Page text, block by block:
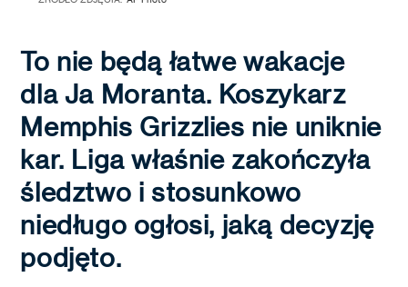
To nie będą łatwe wakacje
dla Ja Moranta. Koszykarz
Memphis Grizzlies nie uniknie
kar. Liga właśnie zakończyła
śledztwo i stosunkowo
niedługo ogłosi, jaką decyzję
podjęto.